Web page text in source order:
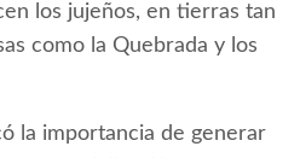
los jujeños, en tierras tan
como la Quebrada y los
la importancia de generar